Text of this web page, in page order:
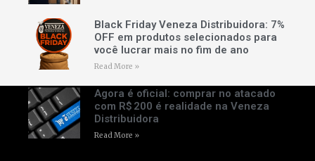
Black Friday Veneza Distribuidora: 7%
OFF em produtos selecionados para
você lucrar mais no fim de ano
Read More »
Agora é oficial: comprar no atacado
com R$ 200 é realidade na Veneza
Distribuidora
Read More »